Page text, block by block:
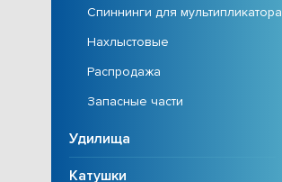
Спиннинги для мультипликатора
Нахлыстовые
Распродажа
Запасные части
Удилища
Катушки